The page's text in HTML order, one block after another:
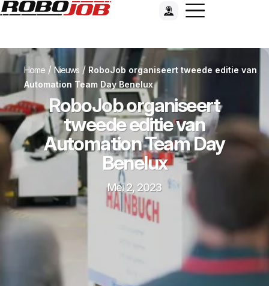
Home / Nieuws / RoboJob organiseert tweede editie van
Automation Team Day Benelux
RoboJob organiseert
tweede editie van
Automation Team Day
Benelux
Mei 2, 2023